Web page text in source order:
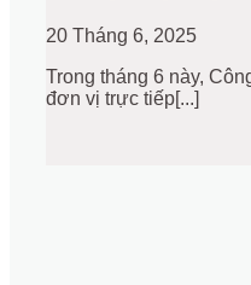
20 Tháng 6, 2025
Trong tháng 6 này,
đơn vị trực tiếp[...]